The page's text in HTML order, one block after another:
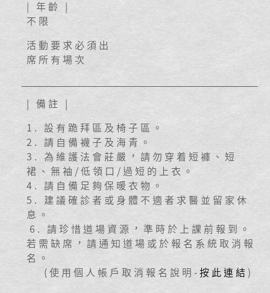
| 年齡 |
不限
活動要求必須出
席所有場次
| 備註 |
1. 設有跪拜區及椅子區。
2. 請自備襪子及海青。
3. 為維護法會莊嚴，請勿穿着短褲、短
裙、無袖/低領口/過短的上衣。
4. 請自備足夠保暖衣物。
5. 建議確診者或身體不適者求醫並留家休
息。
6. 請珍惜道場資源，準時於上課前報到。
若需缺席，請通知道場或於報名系統取消報
名。
(使用個人帳戶取消報名說明-按此連結 )